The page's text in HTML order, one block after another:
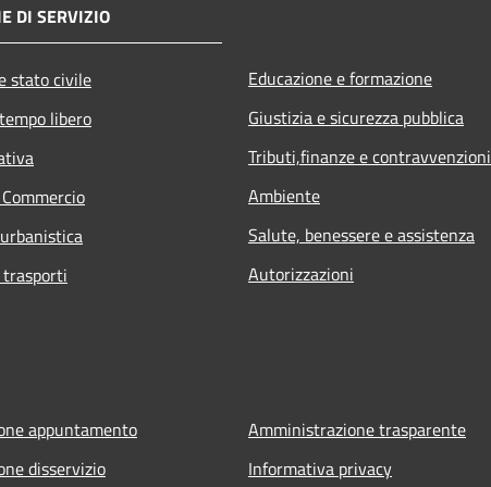
DI SERVIZIO
stato civile
libero
Educazione e formazione
Giustizia e sicurezza pubblica
Tributi,finanze e contravvenzioni
Ambiente
Salute, benessere e assistenza
Autorizzazioni
appuntamento
disservizio
Amministrazione trasparente
Informativa privacy